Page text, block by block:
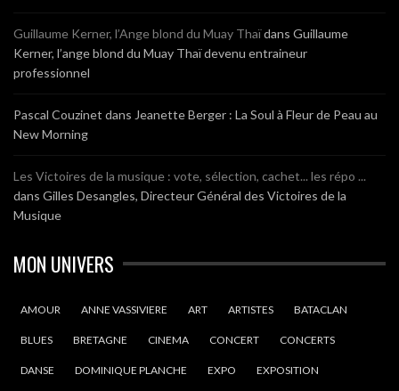
Guillaume Kerner, l’Ange blond du Muay Thaïdans Guillaume
Kerner, l’ange blond du Muay Thaï devenu entraineur
professionnel
Pascal Couzinet dans Jeanette Berger : La Soul à Fleur de Peau au
New Morning
Les Victoires de la musique : vote, sélection, cachet... les répo ...
dans Gilles Desangles, Directeur Général des Victoires de la
Musique
MON UNIVERS
AMOUR ANNE VASSIVIERE ART ARTISTES BATACLAN
BLUES BRETAGNE CINEMA CONCERT CONCERTS
DANSE DOMINIQUE PLANCHE EXPO EXPOSITION